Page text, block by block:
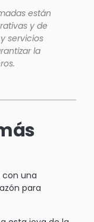
están
y de
servicios
la
con una
para